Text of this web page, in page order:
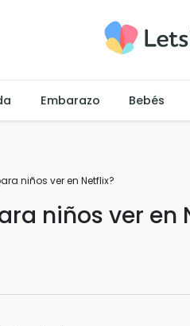
Embarazo Bebés
niños ver en Netflix?
niños ver en